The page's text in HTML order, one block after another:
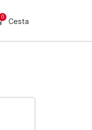
0
Cesta